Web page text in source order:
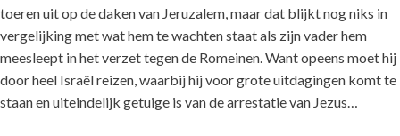
toeren uit op de daken van Jeruzalem, maar dat blijkt nog niks in
vergelijking met wat hem te wachten staat als zijn vader hem
meesleept in het verzet tegen de Romeinen. Want opeens moet hij
door heel Israël reizen, waarbij hij voor grote uitdagingen komt te
staan en uiteindelijk getuige is van de arrestatie van Jezus…